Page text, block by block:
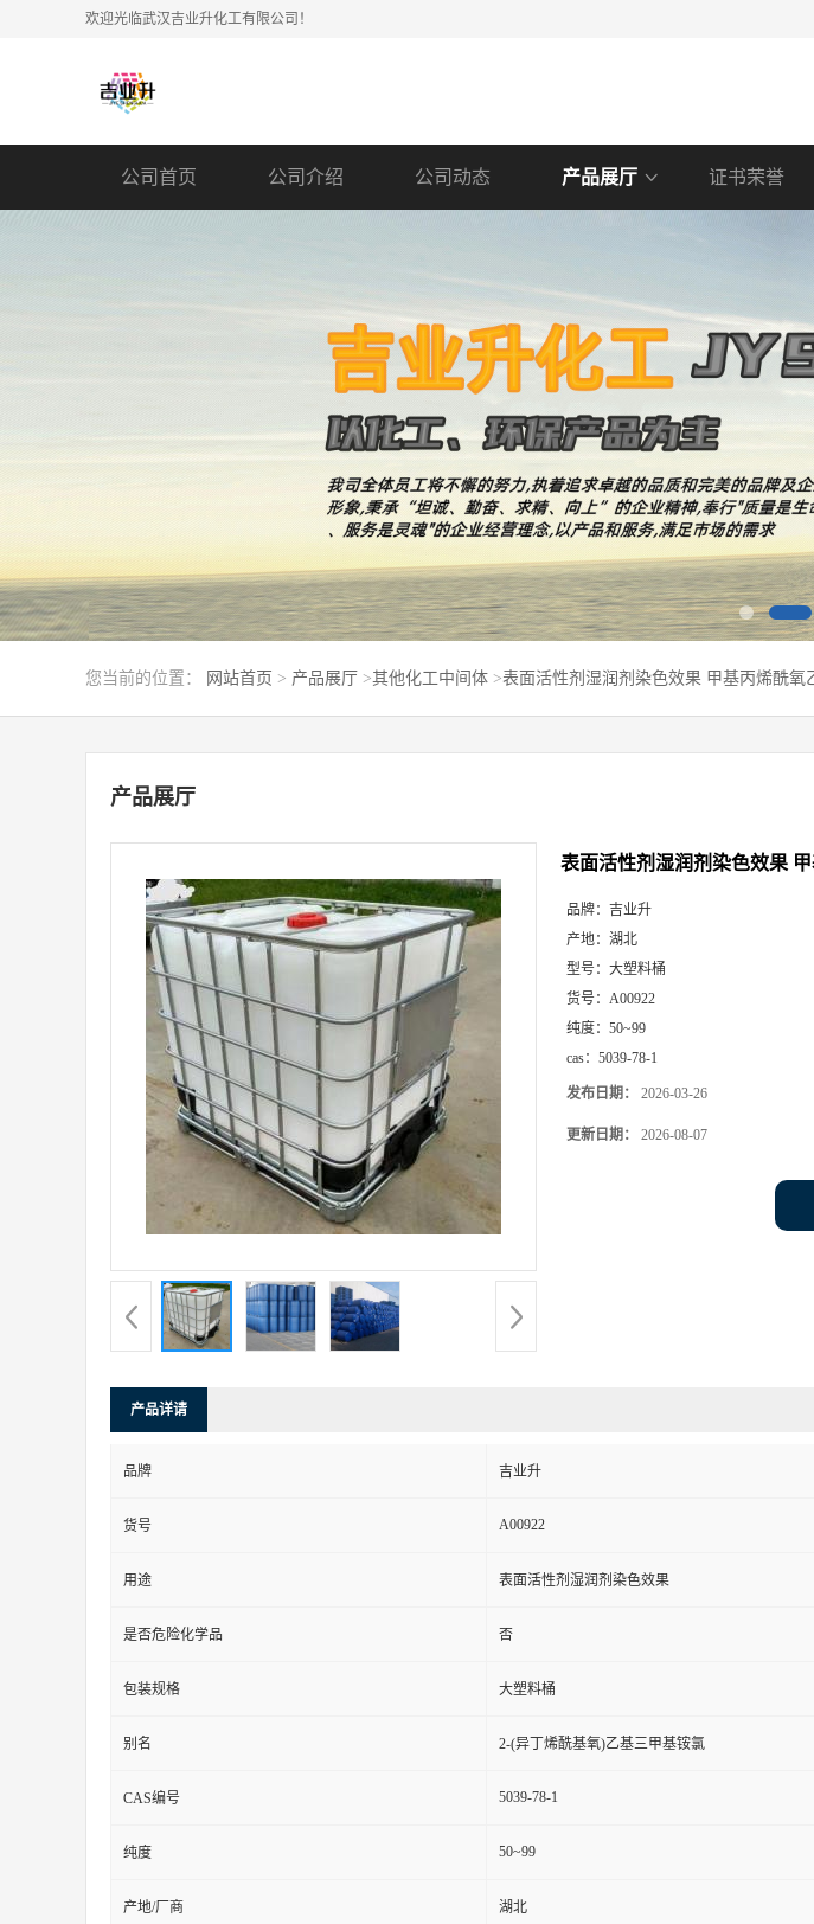
欢迎光临武汉吉业升化工有限公司！
公司首页 公司介绍 公司动态 产品展厅 证书荣誉
您当前的位置： 网站首页 > 产品展厅 >其他化工中间体 >表面活性剂湿润剂染色效果 甲基丙烯酰氧
产品展厅
表面活性剂湿润剂染色效果
品牌： 吉业升
产地： 湖北
型号： 大塑料桶
货号： A00922
纯度： 50~99
cas： 5039-78-1
发布日期： 2026-03-26
更新日期： 2026-08-07
产品详请
品牌 吉业升
货号 A00922
用途 表面活性剂湿润剂染色效果
是否危险化学品 否
包装规格 大塑料桶
别名 2-(异丁烯酰基氧)乙基三甲基铵氯
CAS编号 5039-78-1
纯度 50~99
产地/厂商 湖北